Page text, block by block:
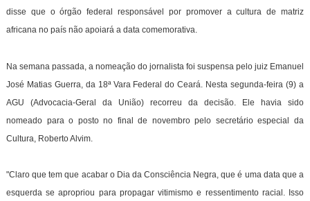
disse que o órgão federal responsável por promover a cultura de matriz
africana no país não apoiará a data comemorativa.
Na semana passada, a nomeação do jornalista foi suspensa pelo juiz Emanuel
José Matias Guerra, da 18ª Vara Federal do Ceará. Nesta segunda-feira (9) a
AGU (Advocacia-Geral da União) recorreu da decisão. Ele havia sido
nomeado para o posto no final de novembro pelo secretário especial da
Cultura, Roberto Alvim.
"Claro que tem que acabar o Dia da Consciência Negra, que é uma data que a
esquerda se apropriou para propagar vitimismo e ressentimento racial. Isso